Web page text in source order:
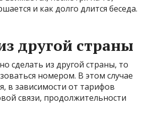
и как долго длится беседа.
другой страны
сделать из другой страны, то
номером. В этом случае
в зависимости от тарифов
связи, продолжительности